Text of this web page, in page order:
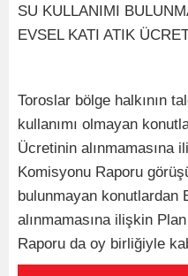
SU KULLANIMI
EVSEL KATI ATIK
Toroslar bölge halkının
kullanımı olmayan
Ücretinin alınmamasına
Komisyonu Raporu
bulunmayan konutlardan
alınmamasına ilişkin
Raporu da oy birliğiyle